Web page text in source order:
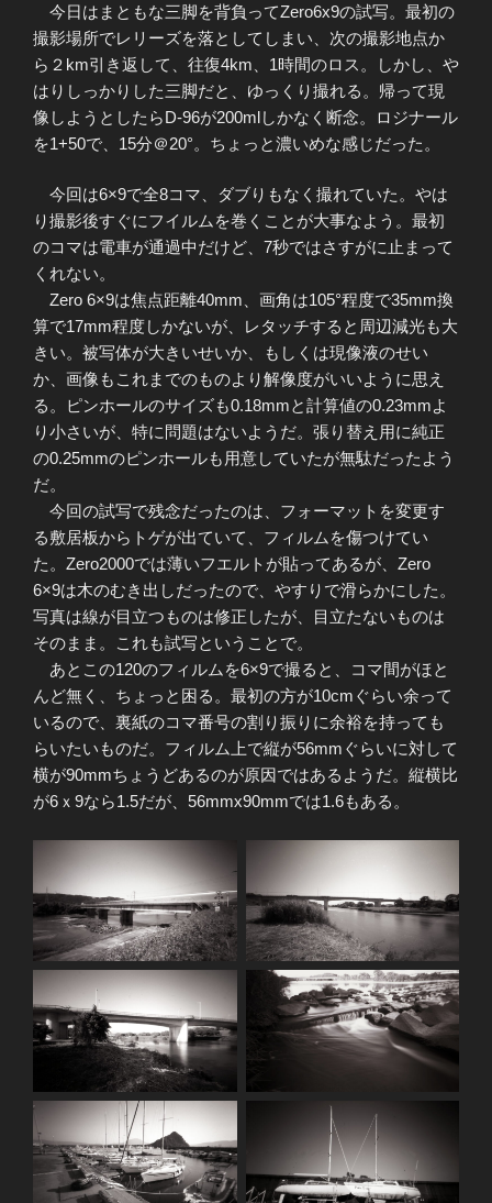
今日はまともな三脚を背負ってZero6x9の試写。最初の
撮影場所でレリーズを落としてしまい、次の撮影地点か
ら２km引き返して、往復4km、1時間のロス。しかし、や
はりしっかりした三脚だと、ゆっくり撮れる。帰って現
像しようとしたらD-96が200mlしかなく断念。ロジナール
を1+50で、15分＠20°。ちょっと濃いめな感じだった。
今回は6×9で全8コマ、ダブりもなく撮れていた。やは
り撮影後すぐにフイルムを巻くことが大事なよう。最初
のコマは電車が通過中だけど、7秒ではさすがに止まって
くれない。
Zero 6×9は焦点距離40mm、画角は105°程度で35mm換
算で17mm程度しかないが、レタッチすると周辺減光も大
きい。被写体が大きいせいか、もしくは現像液のせい
か、画像もこれまでのものより解像度がいいように思え
る。ピンホールのサイズも0.18mmと計算値の0.23mmよ
り小さいが、特に問題はないようだ。張り替え用に純正
の0.25mmのピンホールも用意していたが無駄だったよう
だ。
今回の試写で残念だったのは、フォーマットを変更す
る敷居板からトゲが出ていて、フィルムを傷つけてい
た。Zero2000では薄いフエルトが貼ってあるが、Zero
6×9は木のむき出しだったので、やすりで滑らかにした。
写真は線が目立つものは修正したが、目立たないものは
そのまま。これも試写ということで。
あとこの120のフィルムを6×9で撮ると、コマ間がほと
んど無く、ちょっと困る。最初の方が10cmぐらい余って
いるので、裏紙のコマ番号の割り振りに余裕を持っても
らいたいものだ。フィルム上で縦が56mmぐらいに対して
横が90mmちょうどあるのが原因ではあるようだ。縦横比
が6ｘ9なら1.5だが、56mmx90mmでは1.6もある。